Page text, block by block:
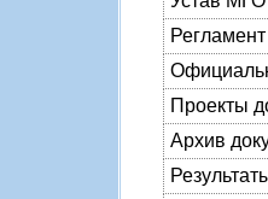
Проекты
Архив